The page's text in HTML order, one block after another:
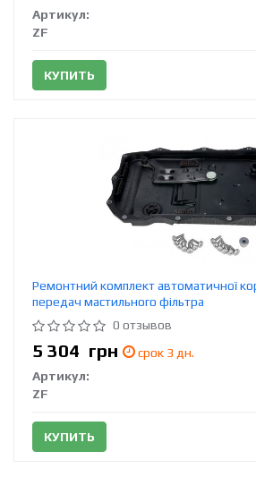
Артикул:
ZF
КУПИТЬ
Ремонтний комплект автоматичної
передач мастильного фільтра
0 отзывов
5 304 грн
срок 3 дн.
Артикул:
ZF
КУПИТЬ